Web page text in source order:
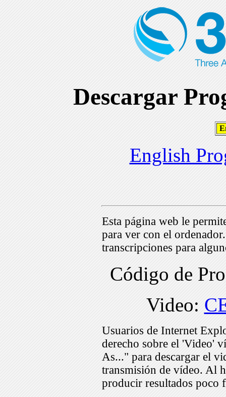
Descargar
English
Esta página web le
para ver con el
transcripciones para
Código de
Video:
Usuarios de Internet
derecho sobre el 'Video'
As..." para descargar el
transmisión de vídeo. Al
producir resultados poco